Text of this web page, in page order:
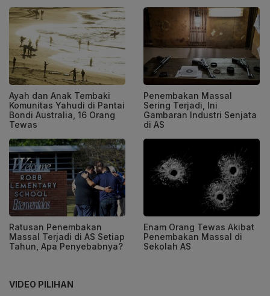
Ayah dan Anak Tembaki
Komunitas Yahudi di Pantai
Bondi Australia, 16 Orang
Tewas
Penembakan Massal
Sering Terjadi, Ini
Gambaran Industri Senjata
di AS
Ratusan Penembakan
Massal Terjadi di AS Setiap
Tahun, Apa Penyebabnya?
Enam Orang Tewas Akibat
Penembakan Massal di
Sekolah AS
VIDEO PILIHAN